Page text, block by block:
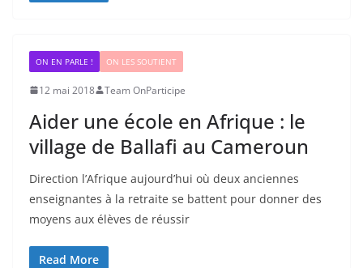
ON EN PARLE ! ON LES SOUTIENT
12 mai 2018 Team OnParticipe
Aider une école en Afrique : le
village de Ballafi au Cameroun
Direction l’Afrique aujourd’hui où deux anciennes
enseignantes à la retraite se battent pour donner des
moyens aux élèves de réussir
Read More